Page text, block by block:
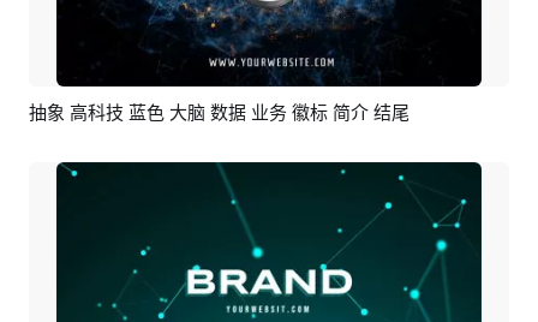
预览 编辑
抽象 高科技 蓝色 大脑 数据 业务 徽标 简介 结尾